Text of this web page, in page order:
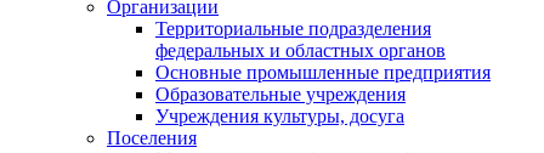
Организации
Территориальные подразделения
федеральных и областных органов
Основные промышленные предприятия
Образовательные учреждения
Учреждения культуры, досуга
Поселения